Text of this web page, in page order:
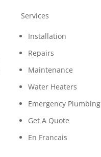
Services
Installation
Repairs
Maintenance
Water Heaters
Emergency Plumbing
Get A Quote
En Francais